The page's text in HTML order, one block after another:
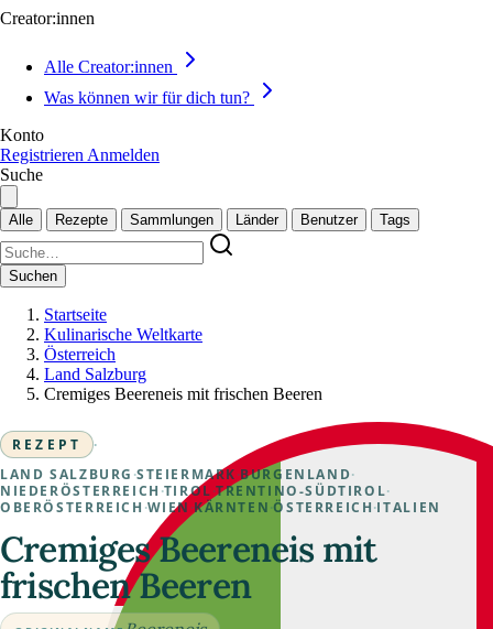
Creator:innen
Alle Creator:innen
Was können wir für dich tun?
Konto
Registrieren Anmelden
Suche
Alle Rezepte Sammlungen Länder Benutzer Tags
Suchen
Startseite
Kulinarische Weltkarte
Österreich
Land Salzburg
Cremiges Beereneis mit frischen Beeren
REZEPT
·
LAND SALZBURG ·STEIERMARK ·BURGENLAND·
NIEDERÖSTERREICH ·TIROL ·TRENTINO-SÜDTIROL·
OBERÖSTERREICH ·WIEN ·KÄRNTEN ·ÖSTERREICH ·ITALIEN
Cremiges Beereneis mit
frischen Beeren